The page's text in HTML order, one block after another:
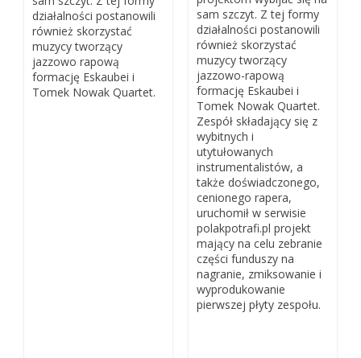
działalności postanowili
również skorzystać
muzycy tworzący
jazzowo rapową
formację Eskaubei i
Tomek Nowak Quartet.
sam szczyt. Z tej formy
działalności postanowili
również skorzystać
muzycy tworzący
jazzowo-rapową
formację Eskaubei i
Tomek Nowak Quartet.
Zespół składający się z
wybitnych i
utytułowanych
instrumentalistów, a
także doświadczonego,
cenionego rapera,
uruchomił w serwisie
polakpotrafi.pl projekt
mający na celu zebranie
części funduszy na
nagranie, zmiksowanie i
wyprodukowanie
pierwszej płyty zespołu.